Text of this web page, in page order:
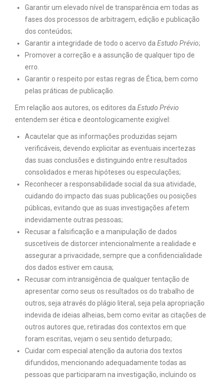
Garantir um elevado nível de transparência em todas as
fases dos processos de arbitragem, edição e publicação
dos conteúdos;
Garantir a integridade de todo o acervo da Estudo Prévio;
Promover a correção e a assunção de qualquer tipo de
erro.
Garantir o respeito por estas regras de Ética, bem como
pelas práticas de publicação.
Em relação aos autores, os editores da Estudo Prévio
entendem ser ética e deontologicamente exigível:
Acautelar que as informações produzidas sejam
verificáveis, devendo explicitar as eventuais incertezas
das suas conclusões e distinguindo entre resultados
consolidados e meras hipóteses ou especulações;
Reconhecer a responsabilidade social da sua atividade,
cuidando do impacto das suas publicações ou posições
públicas, evitando que as suas investigações afetem
indevidamente outras pessoas;
Recusar a falsificação e a manipulação de dados
suscetíveis de distorcer intencionalmente a realidade e
assegurar a privacidade, sempre que a confidencialidade
dos dados estiver em causa;
Recusar com intransigência de qualquer tentação de
apresentar como seus os resultados os do trabalho de
outros, seja através do plágio literal, seja pela apropriação
indevida de ideias alheias, bem como evitar as citações de
outros autores que, retiradas dos contextos em que
foram escritas, vejam o seu sentido deturpado;
Cuidar com especial atenção da autoria dos textos
difundidos, mencionando adequadamente todas as
pessoas que participaram na investigação, incluindo os